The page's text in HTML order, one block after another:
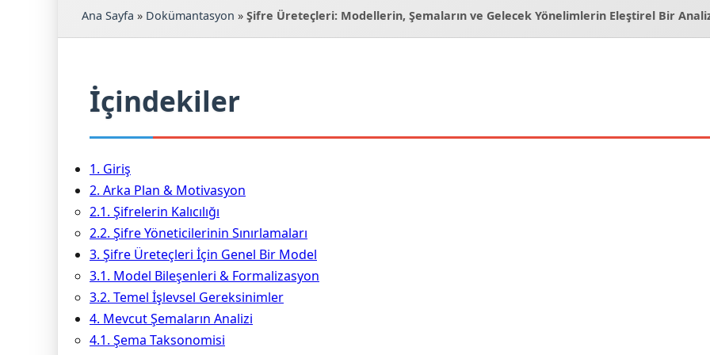
Ana Sayfa » Dokümantasyon » Şifre Üreteçleri: Modellerin, Şemaların ve Gelecek Yönelimlerin Eleştirel Bir
İçindekiler
1. Giriş
2. Arka Plan & Motivasyon
2.1. Şifrelerin Kalıcılığı
2.2. Şifre Yöneticilerinin Sınırlamaları
3. Şifre Üreteçleri İçin Genel Bir Model
3.1. Model Bileşenleri & Formalizasyon
3.2. Temel İşlevsel Gereksinimler
4. Mevcut Şemaların Analizi
4.1. Şema Taksonomisi